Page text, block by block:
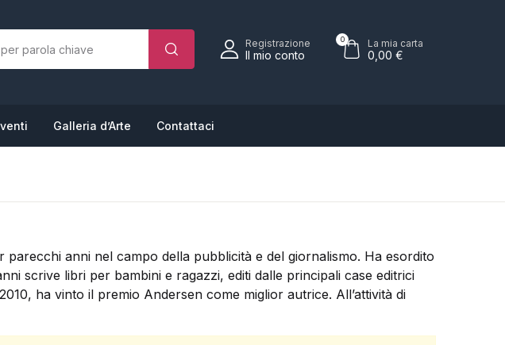
Registrazione
Il mio conto
0 La mia carta
0,00 €
Galleria d’Arte Contattaci
Account
La tua borsa della spesa (0)
Nessun prodotto nel carrello.
anni nel campo della pubblicità e del giornalismo. Ha esordito
scrive libri per bambini e ragazzi, editi dalle principali case editrici
ha vinto il premio Andersen come miglior autrice. All’attività di